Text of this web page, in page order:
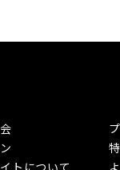
トについて